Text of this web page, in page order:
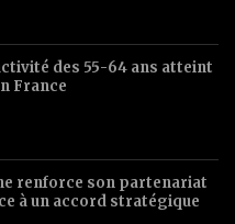
des 55-64 ans atteint
France
renforce son partenariat
à un accord stratégique